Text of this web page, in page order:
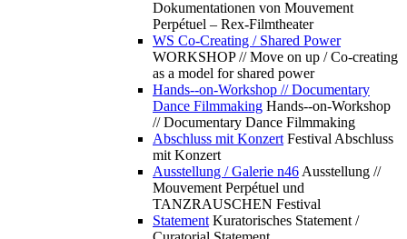
Dokumentationen von Mouvement
Perpétuel – Rex-Filmtheater
WS Co-Creating / Shared Power
WORKSHOP // Move on up / Co-creating
as a model for shared power
Hands--on-Workshop // Documentary
Dance Filmmaking Hands--on-Workshop
// Documentary Dance Filmmaking
Abschluss mit Konzert Festival Abschluss
mit Konzert
Ausstellung / Galerie n46 Ausstellung //
Mouvement Perpétuel und
TANZRAUSCHEN Festival
Statement Kuratorisches Statement /